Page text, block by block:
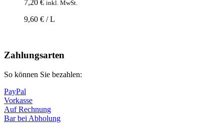
7,20 € inkl. MwSt.
9,60 € / L
oben
Zahlungsarten
So können Sie bezahlen:
PayPal
Vorkasse
Auf Rechnung
Bar bei Abholung